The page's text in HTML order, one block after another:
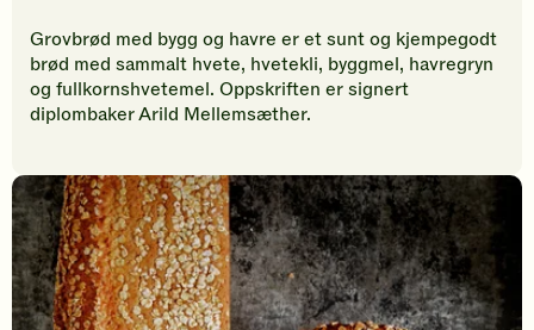
til
å
vurdere
denne
oppskriften.
Grovbrød med bygg og havre er et sunt og kjempegodt
brød med sammalt hvete, hvetekli, byggmel, havregryn
og fullkornshvetemel. Oppskriften er signert
diplombaker Arild Mellemsæther.